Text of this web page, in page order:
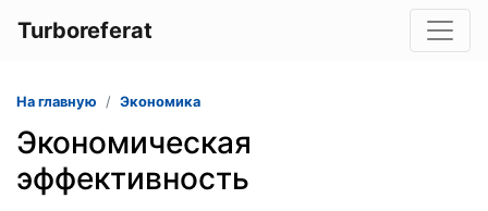
Turboreferat
На главную Экономика
Экономическая
эффективность